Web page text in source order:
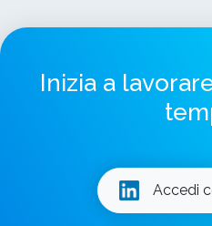
Inizia a
Accedi